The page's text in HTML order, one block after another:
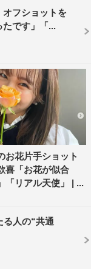
オフショットを
たです」「...
お花片手ショット
喜「お花が似合
「リアル天使」 | ...
る人の“共通